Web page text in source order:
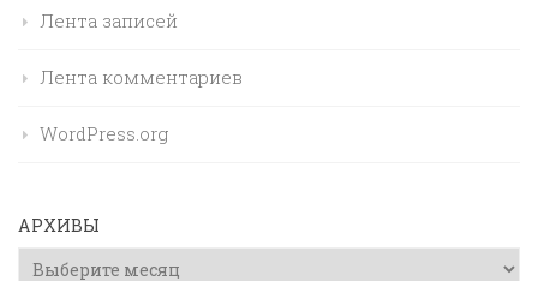
Лента записей
Лента комментариев
WordPress.org
АРХИВЫ
Архивы